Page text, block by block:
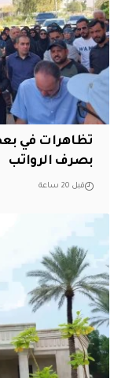
تظاهرات في
بصرف الرواتب
قبل 20 ساعة